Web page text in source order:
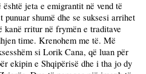
jeta e emigrantit në vend të
shumë dhe se suksesi arrihet
kanë rritur në frymën e traditave
time. Krenohem me të. Më
si Lorik Cana, që luan për
ekipin e Shqipërisë dhe i tha jo dy